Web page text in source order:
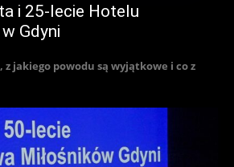
i 25-lecie Hotelu
Gdyni
z jakiego powodu są wyjątkowe i co z